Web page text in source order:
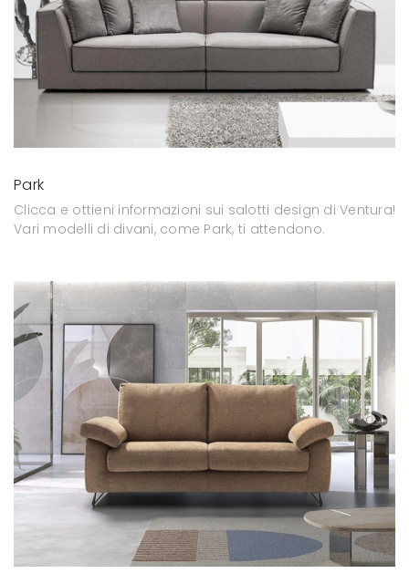
Park
Clicca e ottieni informazioni sui salotti design di Ventura!
Vari modelli di divani, come Park, ti attendono.